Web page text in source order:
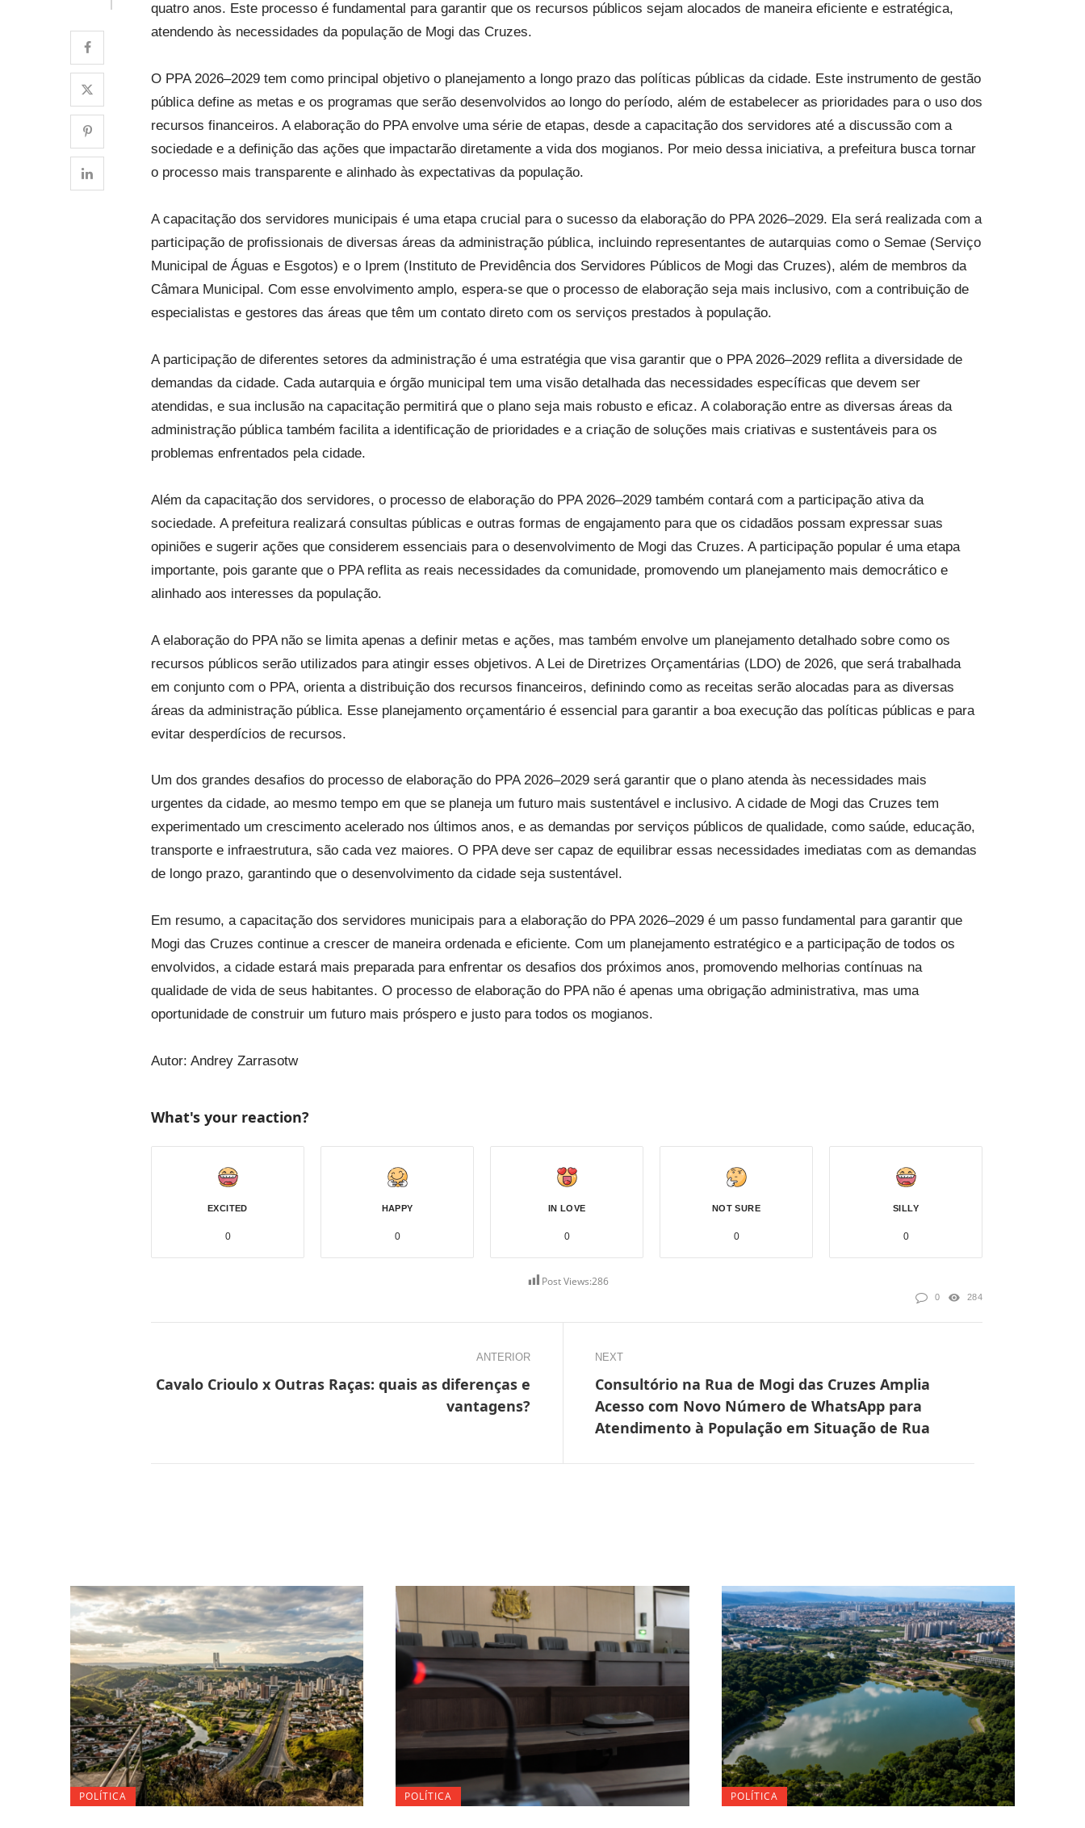
quatro anos. Este processo é fundamental para garantir que os recursos públicos sejam alocados de maneira eficiente e estratégica,
atendendo às necessidades da população de Mogi das Cruzes.
O PPA 2026–2029 tem como principal objetivo o planejamento a longo prazo das políticas públicas da cidade. Este instrumento de gestão
pública define as metas e os programas que serão desenvolvidos ao longo do período, além de estabelecer as prioridades para o uso dos
recursos financeiros. A elaboração do PPA envolve uma série de etapas, desde a capacitação dos servidores até a discussão com a
sociedade e a definição das ações que impactarão diretamente a vida dos mogianos. Por meio dessa iniciativa, a prefeitura busca tornar
o processo mais transparente e alinhado às expectativas da população.
A capacitação dos servidores municipais é uma etapa crucial para o sucesso da elaboração do PPA 2026–2029. Ela será realizada com a
participação de profissionais de diversas áreas da administração pública, incluindo representantes de autarquias como o Semae (Serviço
Municipal de Águas e Esgotos) e o Iprem (Instituto de Previdência dos Servidores Públicos de Mogi das Cruzes), além de membros da
Câmara Municipal. Com esse envolvimento amplo, espera-se que o processo de elaboração seja mais inclusivo, com a contribuição de
especialistas e gestores das áreas que têm um contato direto com os serviços prestados à população.
A participação de diferentes setores da administração é uma estratégia que visa garantir que o PPA 2026–2029 reflita a diversidade de
demandas da cidade. Cada autarquia e órgão municipal tem uma visão detalhada das necessidades específicas que devem ser
atendidas, e sua inclusão na capacitação permitirá que o plano seja mais robusto e eficaz. A colaboração entre as diversas áreas da
administração pública também facilita a identificação de prioridades e a criação de soluções mais criativas e sustentáveis para os
problemas enfrentados pela cidade.
Além da capacitação dos servidores, o processo de elaboração do PPA 2026–2029 também contará com a participação ativa da
sociedade. A prefeitura realizará consultas públicas e outras formas de engajamento para que os cidadãos possam expressar suas
opiniões e sugerir ações que considerem essenciais para o desenvolvimento de Mogi das Cruzes. A participação popular é uma etapa
importante, pois garante que o PPA reflita as reais necessidades da comunidade, promovendo um planejamento mais democrático e
alinhado aos interesses da população.
A elaboração do PPA não se limita apenas a definir metas e ações, mas também envolve um planejamento detalhado sobre como os
recursos públicos serão utilizados para atingir esses objetivos. A Lei de Diretrizes Orçamentárias (LDO) de 2026, que será trabalhada
em conjunto com o PPA, orienta a distribuição dos recursos financeiros, definindo como as receitas serão alocadas para as diversas
áreas da administração pública. Esse planejamento orçamentário é essencial para garantir a boa execução das políticas públicas e para
evitar desperdícios de recursos.
Um dos grandes desafios do processo de elaboração do PPA 2026–2029 será garantir que o plano atenda às necessidades mais
urgentes da cidade, ao mesmo tempo em que se planeja um futuro mais sustentável e inclusivo. A cidade de Mogi das Cruzes tem
experimentado um crescimento acelerado nos últimos anos, e as demandas por serviços públicos de qualidade, como saúde, educação,
transporte e infraestrutura, são cada vez maiores. O PPA deve ser capaz de equilibrar essas necessidades imediatas com as demandas
de longo prazo, garantindo que o desenvolvimento da cidade seja sustentável.
Em resumo, a capacitação dos servidores municipais para a elaboração do PPA 2026–2029 é um passo fundamental para garantir que
Mogi das Cruzes continue a crescer de maneira ordenada e eficiente. Com um planejamento estratégico e a participação de todos os
envolvidos, a cidade estará mais preparada para enfrentar os desafios dos próximos anos, promovendo melhorias contínuas na
qualidade de vida de seus habitantes. O processo de elaboração do PPA não é apenas uma obrigação administrativa, mas uma
oportunidade de construir um futuro mais próspero e justo para todos os mogianos.
Autor: Andrey Zarrasotw
Post Views:286
What's your reaction?
EXCITED
0
HAPPY
0
IN LOVE
0
NOT SURE
0
SILLY
0
0 284
ANTERIOR
Cavalo Crioulo x Outras Raças: quais as diferenças e
vantagens?
NEXT
Consultório na Rua de Mogi das Cruzes Amplia
Acesso com Novo Número de WhatsApp para
Atendimento à População em Situação de Rua
POLÍTICA POLÍTICA POLÍTICA